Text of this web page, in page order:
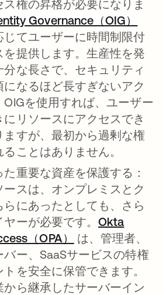
ス権の昇格が必要になりま
Governance（OIG）
じてユーザーに時間制限付
を提供します。生産性を発
な長さで、セキュリティ
になるほど長すぎないアク
OIGを使用すれば、ユーザー
にリソースにアクセスでき
ますが、最初から過剰な権
ことはありません。
た重要な資産を保護する ：
スは、オンプレミスとク
らにあったとしても、さら
ヤーが必要です。Okta
（OPA）
は、管理者、
バー、SaaSサービスの特権
を安全に保管できます。
から継承したサーバーイン